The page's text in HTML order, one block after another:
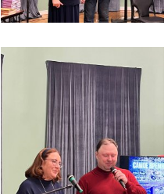
Файл
изображения